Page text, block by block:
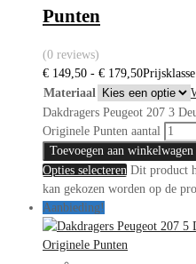
Punten
(0 reviews)
€ 149,50 - € 179,50
Materiaal
Dakdragers Peugeot 207 3
Originele Punten aantal
Toevoegen aan winkelwagen
Opties selecteren Dit product
kan gekozen worden op de
Aanbieding!